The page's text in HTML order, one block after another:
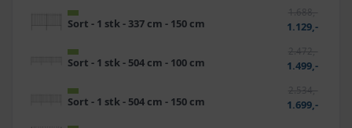
Sort - 1 stk - 337 cm - 150 cm
1.688,-
1.129,-
Sort - 1 stk - 504 cm - 100 cm
2.472,-
1.499,-
Sort - 1 stk - 504 cm - 150 cm
2.534,-
1.699,-